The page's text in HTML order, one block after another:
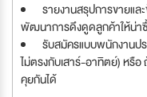
รายงานสรุปการขายแ
พัฒนาการดึงดูดลูกค้าให้น่า
รับสมัครแบบพนักงานป
ไม่ตรงกับเสาร์-อาทิตย์) หรื
คุยกันได้